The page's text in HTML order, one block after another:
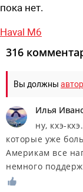
пока нет.
Haval M6
316
Вы должны
Илья
ну, кхэ-
которые уже
Америкам все
немного